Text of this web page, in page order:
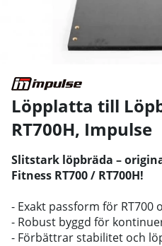
Löpplatta till
RT700H, Impulse
Slitstark löpbräda –
Fitness RT700 / RT700H!
- Exakt passform för RT700
- Robust byggd för
- Förbättrar stabilitet och